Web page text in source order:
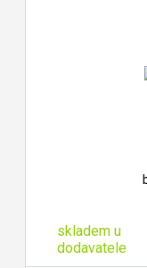
skladem u
dodavatele